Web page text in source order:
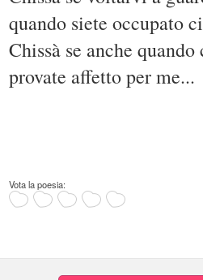
quando siete occupato
Chissà se anche
provate affetto per me...
Vota la poesia: